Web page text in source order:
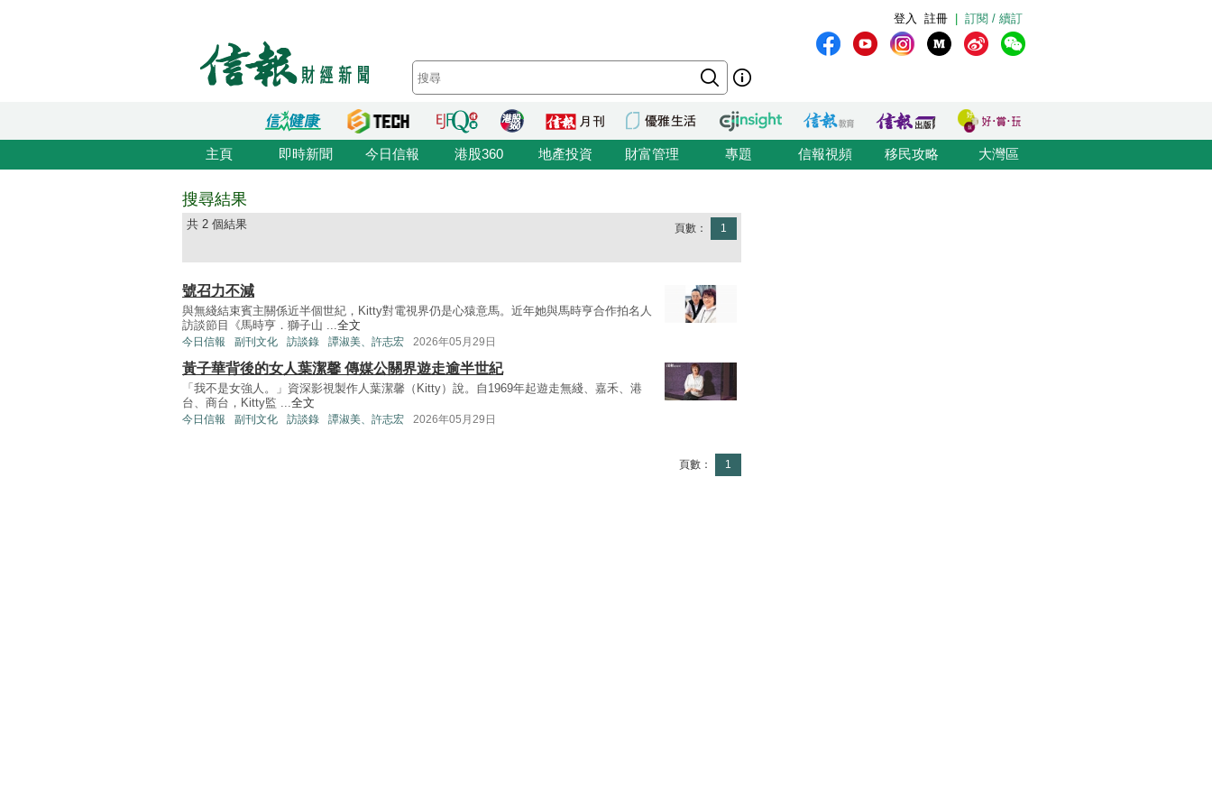
訂閱 / 續訂
註冊
登入
主頁 即時新聞 今日信報 港股360 地產投資 財富管理 專題 信報視頻 移民攻略 大灣區
搜尋結果
共 2 個結果 頁數： 1
號召力不減
與無綫結束賓主關係近半個世紀，Kitty對電視界仍是心猿意馬。近年她與馬時亨合作拍名人
訪談節目《馬時亨．獅子山 ...全文
今日信報 副刊文化 訪談錄 譚淑美、許志宏 2026年05月29日
黃子華背後的女人葉潔馨 傳媒公關界遊走逾半世紀
「我不是女強人。」資深影視製作人葉潔馨（Kitty）說。自1969年起遊走無綫、嘉禾、港
台、商台，Kitty監 ...全文
今日信報 副刊文化 訪談錄 譚淑美、許志宏 2026年05月29日
頁數： 1